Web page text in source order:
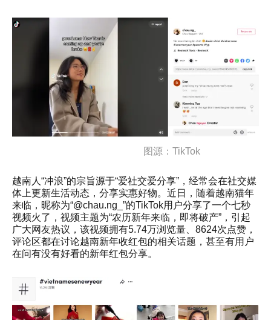
图源：TikTok
越南人“冲浪”的宗旨源于“爱社交爱分享”，经常会在社交媒
体上更新生活动态，分享实惠好物。近日，随着越南猫年
来临，昵称为“@chau.ng_”的TikTok用户分享了一个七秒
视频火了，视频主题为“农历新年来临，即将破产”，引起
广大网友热议，该视频拥有5.74万浏览量、8624次点赞，
评论区都在讨论越南新年收红包的相关话题，甚至有用户
在问有没有好看的新年红包分享。